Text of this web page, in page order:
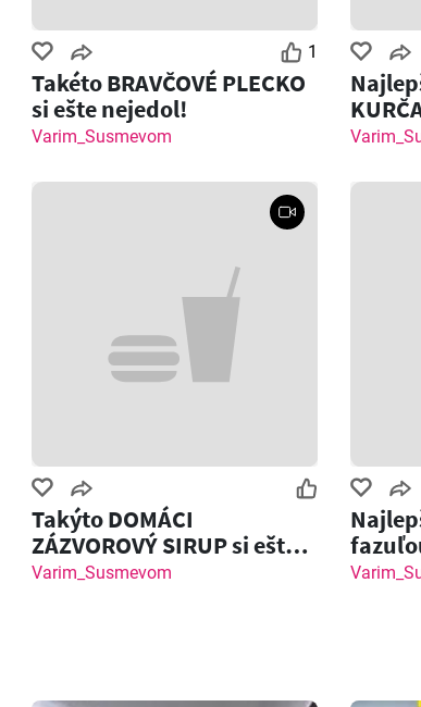
1
Takéto BRAVČOVÉ PLECKO
si ešte nejedol!
Varim_Susmevom
Takýto DOMÁCI
ZÁZVOROVÝ SIRUP si ešte
nemal! Zázvorový Shot
Varim_Susmevom